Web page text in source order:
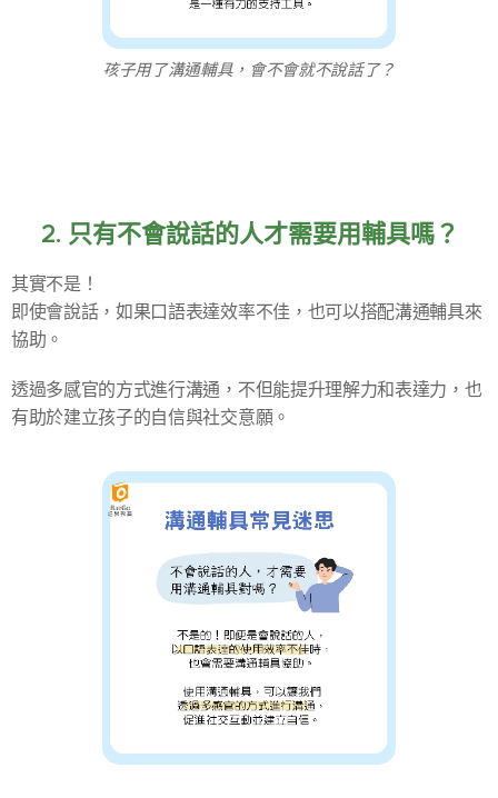
孩子用了溝通輔具，會不會就不說話了？
❓2. 只有不會說話的人才需要用輔具嗎？
其實不是！
即使會說話，如果口語表達效率不佳，也可以搭配溝通輔具來
協助。
透過多感官的方式進行溝通，不但能提升理解力和表達力，也
有助於建立孩子的自信與社交意願。